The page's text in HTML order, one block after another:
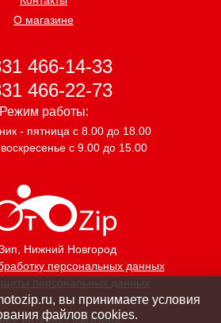
, Нижний Новгород
персональных данных
персональных данных
О магазине
466-14-33
466-22-73
Режим работы:
- пятница с 8.00 до 18.00
с 9.00 до 15.00
интернет магазина
вы принимаете условия
файлов cookies.